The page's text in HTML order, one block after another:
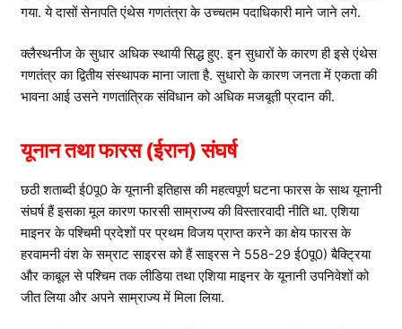
गया. ये दासों सेनापति एंथेस गणतंत्रा के उच्चतम पदाधिकारी माने जाने लगे.
क्लैस्थनीज के सुधार अधिक स्थायी सिद्ध हुए. इन सुधारों के कारण ही इसे एंथेस
गणतंत्र का द्वितीय संस्थापक माना जाता है. सुधारो के कारण जनता में एकता की
भावना आई उसने गणतांत्रिक संविधान को अधिक मजबूती प्रदान की.
यूनान तथा फारस (ईरान) संघर्ष
छठी शताब्दी ई0पू0 के यूनानी इतिहास की महत्वपूर्ण घटना फारस के साथ यूनानी
संघर्ष हैं इसका मूल कारण फारसी साम्राज्य की विस्तारवादी नीति था. एशिया
माइनर के पश्चिमी प्रदेशों पर प्रथम विजय प्राप्त करने का क्षेय फारस के
हरवामनी वंश के सम्राट साइरस को हैं साइरस ने 558-29 ई0पू0) बैक्ट्रिया
और काबूल से पश्चिम तक लीडिया तथा एशिया माइनर के यूनानी उपनिवेशों को
जीत लिया और अपने साम्राज्य में मिला लिया.